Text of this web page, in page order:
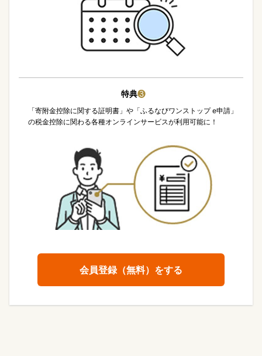
特典❸
「寄附金控除に関する証明書」や「ふるなびワンストップ e申請」
の税金控除に関わる各種オンラインサービスが利用可能に！
会員登録（無料）をする